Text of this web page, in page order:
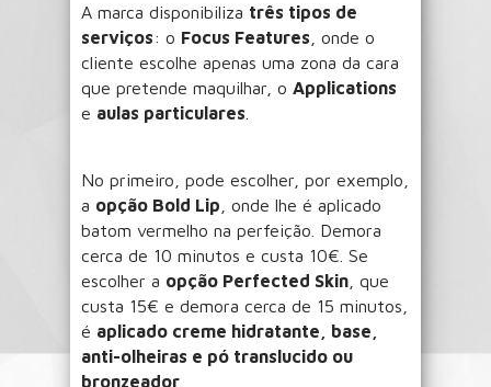
A marca disponibiliza três tipos de
serviços: o Focus Features , onde o
cliente escolhe apenas uma zona da cara
que pretende maquilhar, o Applications
e aulas particulares
No primeiro, pode escolher, por exemplo,
a opção Bold Lip , onde lhe é aplicado
batom vermelho na perfeição. Demora
cerca de 10 minutos e custa 10€. Se
escolher a opção Perfected Skin , que
custa 15€ e demora cerca de 15 minutos,
é aplicado creme hidratante, base,
anti-olheiras e pó translucido ou
bronzeador